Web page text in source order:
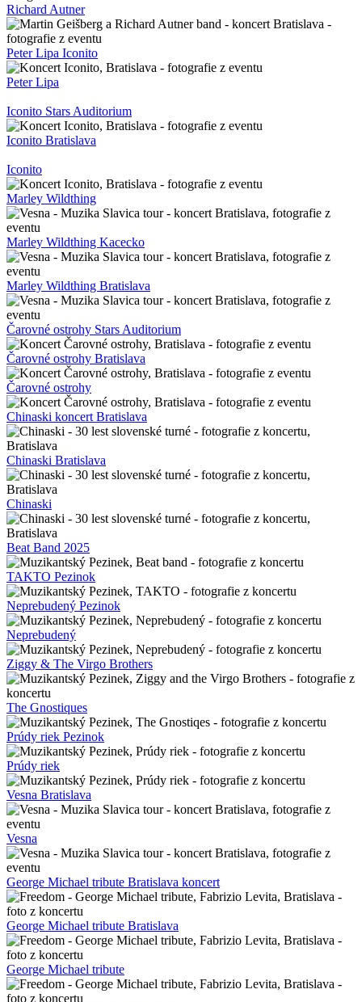
Jana Krištof Lehotská koncert Prievidza
Jana Krištof Lehotská Prievidza
Jana Krištof Lehotská
Zniwa koncert Bratislava
Zniwa Bratislava koncert
Hooverphonic MMC
Hooverphonic Bratislava
Hooverphonic
Linkin Park Symphony Bratislava
Linkin Park Symphony Tribute
Linkin Park Symphony
Richard Autner Martin Geisberg Bratislava
Richard Autner Martin Geisberg
Richard Autner
Peter Lipa Iconito
Peter Lipa
Iconito Stars Auditorium
Iconito Bratislava
Iconito
Marley Wildthing
Marley Wildthing Kacecko
Marley Wildthing Bratislava
Čarovné ostrohy Stars Auditorium
Čarovné ostrohy Bratislava
Čarovné ostrohy
Chinaski koncert Bratislava
Chinaski Bratislava
Chinaski
Beat Band 2025